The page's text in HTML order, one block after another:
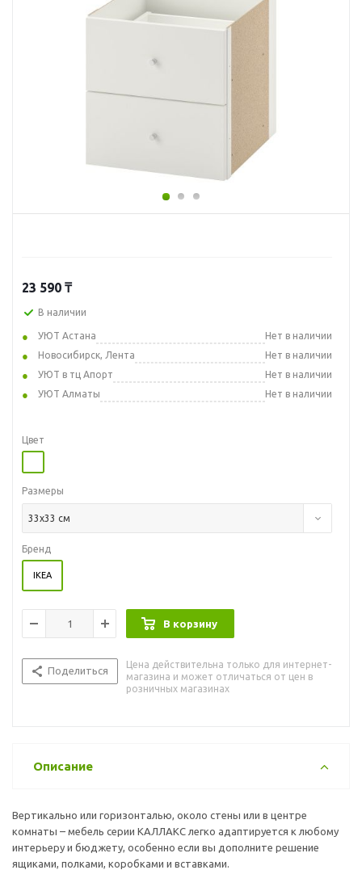
23 590 ₸
В наличии
УЮТ Астана
Нет в наличии
Новосибирск, Лента
Нет в наличии
УЮТ в тц Апорт
Нет в наличии
УЮТ Алматы
Нет в наличии
Цвет
Размеры
33x33 см
Бренд
IKEA
В корзину
Поделиться
Цена действительна только для интернет-
магазина и может отличаться от цен в
розничных магазинах
Описание
Вертикально или горизонталью, около стены или в центре
комнаты – мебель серии КАЛЛАКС легко адаптируется к любому
интерьеру и бюджету, особенно если вы дополните решение
ящиками, полками, коробками и вставками.